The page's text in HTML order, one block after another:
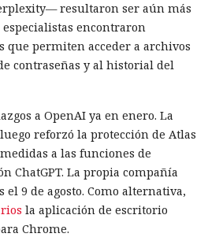
resultaron ser aún más
encontraron
que permiten acceder a archivos
contraseñas y al historial del
a OpenAI ya en enero. La
reforzó la protección de Atlas
a las funciones de
ChatGPT. La propia compañía
9 de agosto. Como alternativa,
la aplicación de escritorio
Chrome.